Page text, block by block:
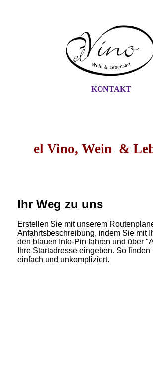
KONTAKT
el Vino, Wein &
Ihr Weg zu uns
Erstellen Sie mit unserem
Anfahrtsbeschreibung, indem Sie mit
den blauen Info-Pin fahren und über
Ihre Startadresse eingeben. So finden
einfach und unkompliziert.